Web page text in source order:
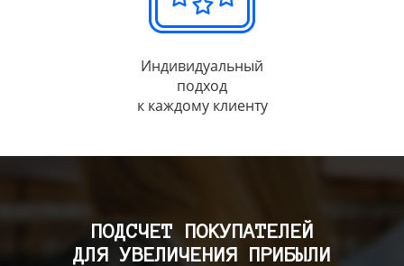
Индивидуальный
подход
к каждому клиенту
ПОДСЧЕТ ПОКУПАТЕЛЕЙ
ДЛЯ УВЕЛИЧЕНИЯ ПРИБЫЛИ